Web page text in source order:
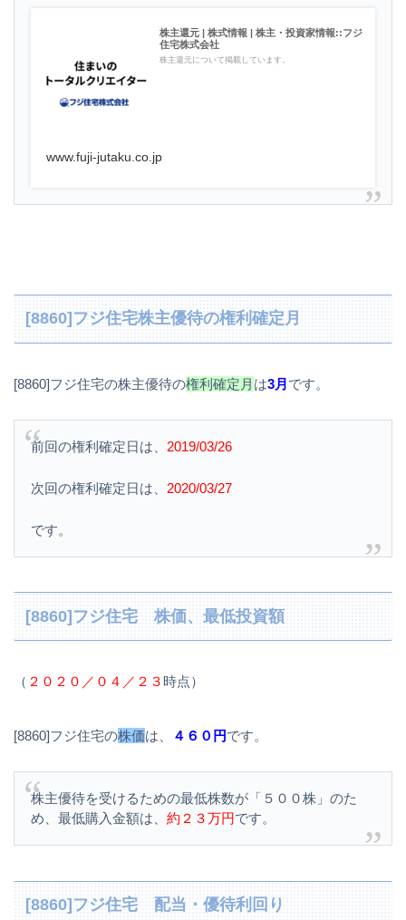
株主還元 | 株式情報 | 株主・投資家情報::フジ
住宅株式会社
株主還元について掲載しています。
www.fuji-jutaku.co.jp
[8860]フジ住宅株主優待の権利確定月
[8860]フジ住宅の株主優待の権利確定月 は3月 です。
前回の権利確定日は、 2019/03/26
次回の権利確定日は、 2020/03/27
です。
[8860]フジ住宅 株価、最低投資額
（ ２０２０／０４／２３時点）
[8860]フジ住宅の株価は、 ４６０円です。
株主優待を受けるための最低株数が「５００株」のた
め、最低購入金額は、 約２３万円です。
[8860]フジ住宅 配当・優待利回り